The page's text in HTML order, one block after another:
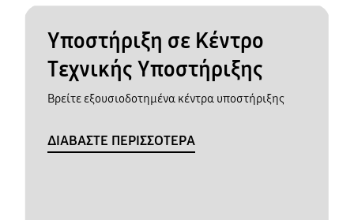
Υποστήριξη σε Κέντρο
Τεχνικής Υποστήριξης
Βρείτε εξουσιοδοτημένα κέντρα υποστήριξης
ΔΙΑΒΑΣΤΕ ΠΕΡΙΣΣΟΤΕΡΑ